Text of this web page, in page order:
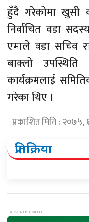
हुँदै गरेकोमा खुसी
निर्वाचित वडा
एमाले वडा सचिव
बाक्लो
कार्यक्रमलाई
गरेका थिए ।
प्रकाशित मिति :
प्रतिक्रिया